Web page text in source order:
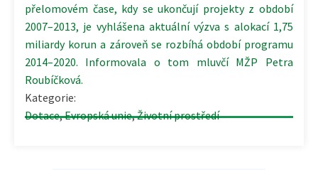
přelomovém čase, kdy se ukončují projekty z období
2007–2013, je vyhlášena aktuální výzva s alokací 1,75
miliardy korun a zároveň se rozbíhá období programu
2014–2020. Informovala o tom mluvčí MŽP Petra
Roubíčková.
Kategorie:
Dotace,Evropská unie,Životní prostředí